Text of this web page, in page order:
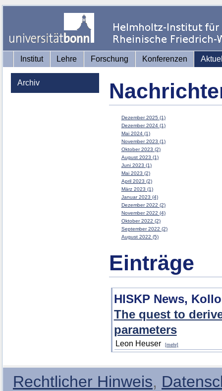
Institut Lehre Forschung Konferenzen
Archiv
Dezember 2025 (1)
Dezember 2024 (1)
Mai 2024 (1)
November 2023 (1)
Oktober 2023 (2)
August 2023 (1)
Juni 2023 (1)
Mai 2023 (2)
April 2023 (2)
März 2023 (1)
Januar 2023 (4)
Dezember 2022 (2)
November 2022 (4)
Oktober 2022 (2)
September 2022 (2)
August 2022 (5)
Einträge
HISKP News,
The quest to
parameters
Leon Heuser [mehr]
Rechtlicher Hinweis,